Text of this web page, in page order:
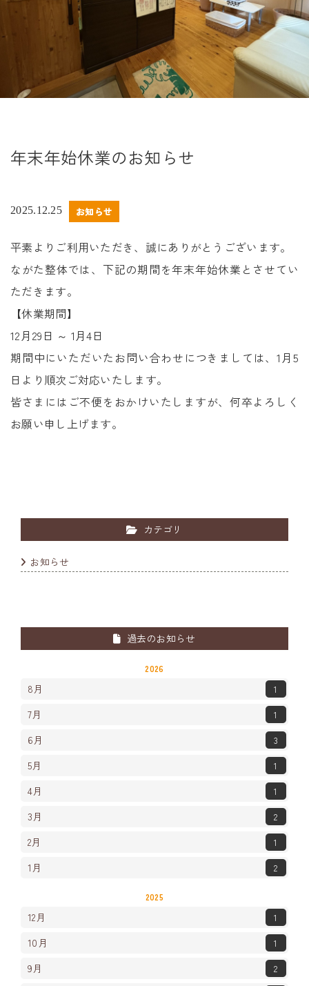
年末年始休業のお知らせ
2025.12.25 お知らせ
平素よりご利用いただき、誠にありがとうございます。
ながた整体では、下記の期間を年末年始休業とさせてい
ただきます。
【休業期間】
12月29日 ～ 1月4日
期間中にいただいたお問い合わせにつきましては、1月5
日より順次ご対応いたします。
皆さまにはご不便をおかけいたしますが、何卒よろしく
お願い申し上げます。
カテゴリ
お知らせ
過去のお知らせ
2026
8月 1
7月 1
6月 3
5月 1
4月 1
3月 2
2月 1
1月 2
2025
12月 1
10月 1
9月 2